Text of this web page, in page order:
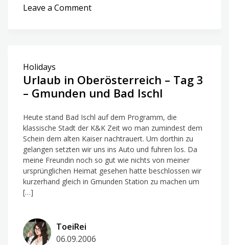
Leave a Commenton
4
–
Eroberung
Wiens
Holidays
Urlaub in Oberösterreich – Tag 3
– Gmunden und Bad Ischl
Heute stand Bad Ischl auf dem Programm, die
klassische Stadt der K&K Zeit wo man zumindest dem
Schein dem alten Kaiser nachtrauert. Um dorthin zu
gelangen setzten wir uns ins Auto und fuhren los. Da
meine Freundin noch so gut wie nichts von meiner
ursprünglichen Heimat gesehen hatte beschlossen wir
kurzerhand gleich in Gmunden Station zu machen um
[…]
ToeiRei
06.09.2006